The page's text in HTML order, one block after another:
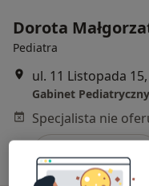
Dorota
Pediatra
ul. 11 Listopada
Gabinet Pediatryczny
Poproś o wizytę